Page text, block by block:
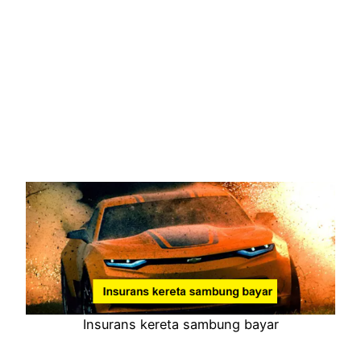
Insurans kereta sambung bayar